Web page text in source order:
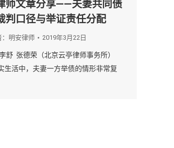
师文章分享——夫妻共同债
判口径与举证责任分配
明安律师 2019年3月22日
舒 张德荣（北京云亭律师事务所）
生活中，夫妻一方举债的情形非常复